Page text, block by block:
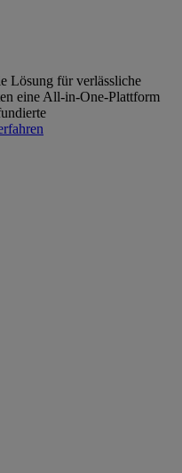
Lösung für verlässliche
eine All-in-One-Plattform